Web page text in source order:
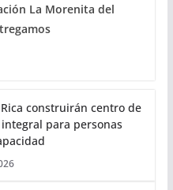
La Morenita del
Rica construirán centro de
para personas